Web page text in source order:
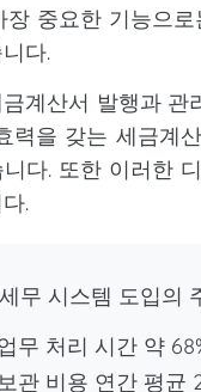
장 중요한 기능으
다.
계산서 발행과 관
력을 갖는 세금계
다. 또한 이러한
.
무 시스템 도입의
무 처리 시간 약
관 비용 연간 평균